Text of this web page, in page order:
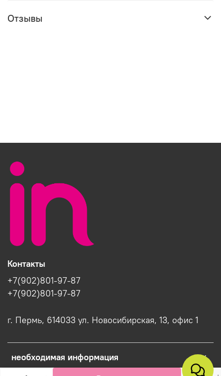
Отзывы
необходимая информация
Контакты
+7(902)801-97-87
+7(902)801-97-87
г. Пермь, 614033 ул. Новосибирская, 13, офис 1